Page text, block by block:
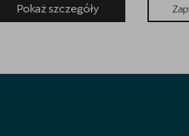
Pokaż szczegóły